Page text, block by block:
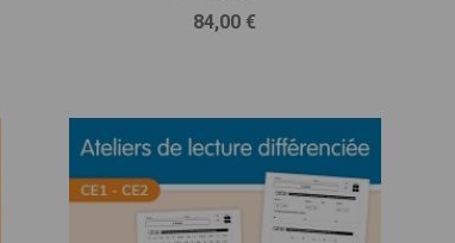
Prix
84,00 €